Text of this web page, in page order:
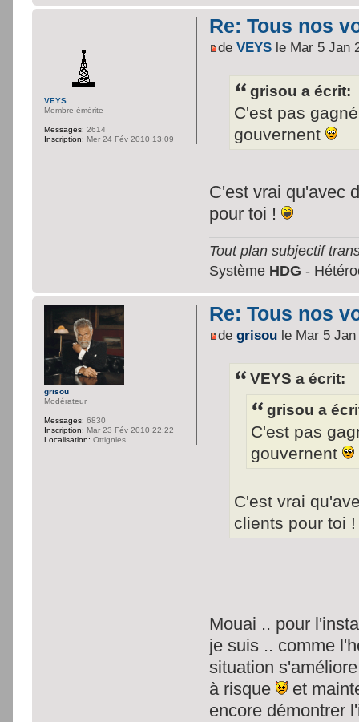
Re: Tous nos
deVEYS le Mar 5 Jan
grisou a écrit:
C'est pas
gouvernent
C'est vrai qu'avec
pour toi !
Tout plan subjectif
Système HDG -
VEYS
Membre émérite
Messages: 2614
Inscription: Mer 24 Fév 2010 13:09
Re: Tous nos
degrisou le Mar 5
VEYS a écrit:
grisou a
C'est pas
gouvernent
C'est vrai
clients pour toi
Mouai .. pour
je suis .. comme
situation
à risque
et
encore démontrer
grisou
Modérateur
Messages: 6830
Inscription: Mar 23 Fév 2010 22:22
Localisation: Ottignies